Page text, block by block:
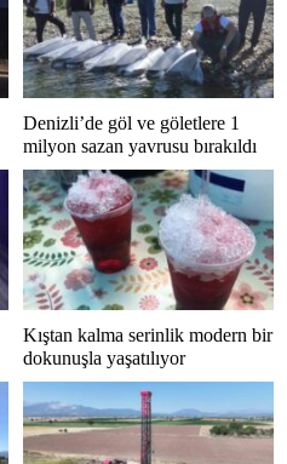
Denizli’de göl ve göletlere 1
milyon sazan yavrusu bırakıldı
Kıştan kalma serinlik modern bir
dokunuşla yaşatılıyor